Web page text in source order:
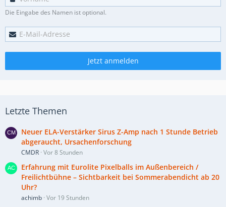
Die Eingabe des Namen ist optional.
Jetzt anmelden
Letzte Themen
Neuer ELA-Verstärker Sirus Z-Amp nach 1 Stunde Betrieb
abgeraucht, Ursachenforschung
CMDR Vor 8 Stunden
Erfahrung mit Eurolite Pixelballs im Außenbereich /
Freilichtbühne – Sichtbarkeit bei Sommerabendicht ab 20
Uhr?
achimb Vor 19 Stunden